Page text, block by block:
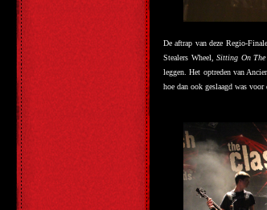
De aftrap van deze Regio-
Stealers Wheel, Sitting On
leggen. Het optreden van
hoe dan ook geslaagd was